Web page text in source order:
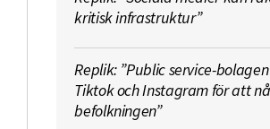
kritisk infrastruktur”
Replik: ”Public service-
Tiktok och Instagram för att
befolkningen”